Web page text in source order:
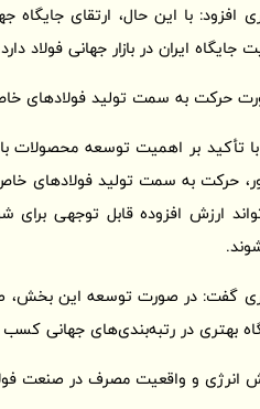
افزود: با این حال، ارتقای
جایگاه ایران در بازار جهانی فولاد
حرکت به سمت تولید فولادهای
تأکید بر اهمیت توسعه محصولات با
حرکت به سمت تولید فولادهای
ارزش افزوده قابل توجهی
گفت: در صورت توسعه این بخش،
بهتری در رتبه‌بندی‌های جهانی
انرژی و واقعیت مصرف در صنعت